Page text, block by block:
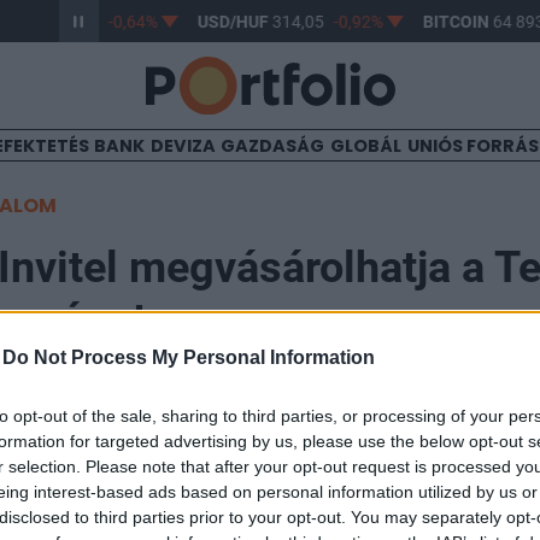
Do Not Process My Personal Information
opt-out of the sale, sharing to third parties, or processing of your
for targeted advertising by us, please use the below opt-out
selection. Please note that after your opt-out request is processed
interest-based ads based on personal information utilized by us
to third parties prior to your opt-out. You may separately
363,06 -0,64% USD/HUF 314,05 -0,92% BITCOIN64
BANK DEVIZA GAZDASÁG GLOBÁL UNIÓS
megvásárolhatja a
Szolgáltató Zrt. megvásárolhatja a Tele2
Szolgáltató Egyszemélyes Kft-t a Gazdasági